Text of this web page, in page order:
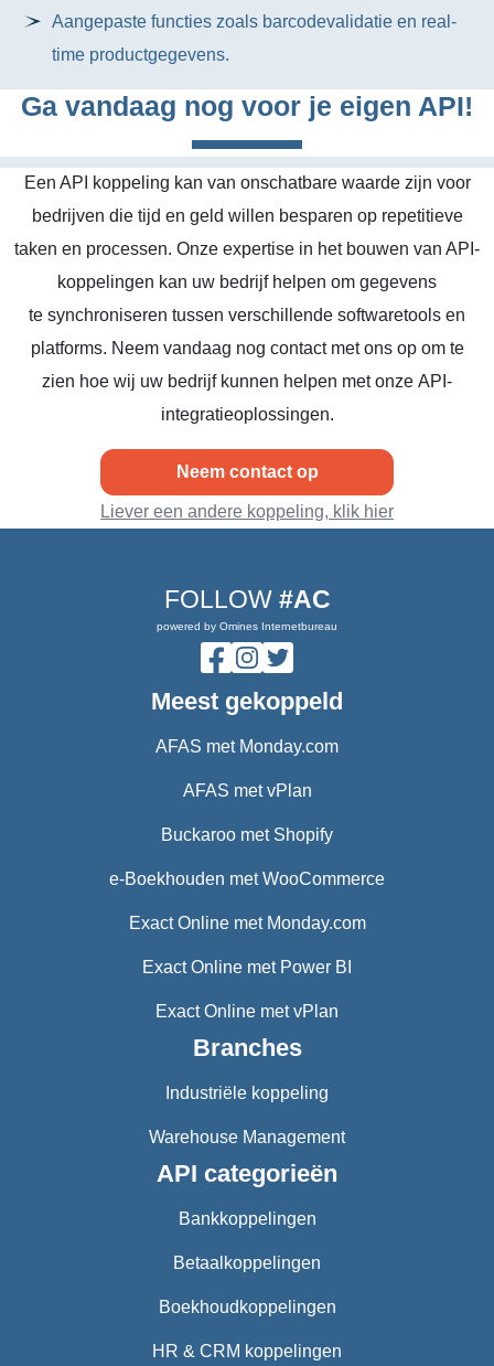
Aangepaste functies zoals barcodevalidatie en real-
time productgegevens.
Ga vandaag nog voor je eigen API!
Een API koppeling kan van onschatbare waarde zijn voor
bedrijven die tijd en geld willen besparen op repetitieve
taken en processen. Onze expertise in het bouwen van API-
koppelingen kan uw bedrijf helpen om gegevens
te synchroniseren tussen verschillende softwaretools en
platforms. Neem vandaag nog contact met ons op om te
zien hoe wij uw bedrijf kunnen helpen met onze API-
integratieoplossingen.
Neem contact op
Liever een andere koppeling, klik hier
FOLLOW #AC
powered by Omines Internetbureau
Meest gekoppeld
AFAS met Monday.com
AFAS met vPlan
Buckaroo met Shopify
e-Boekhouden met WooCommerce
Exact Online met Monday.com
Exact Online met Power BI
Exact Online met vPlan
Branches
Industriële koppeling
Warehouse Management
API categorieën
Bankkoppelingen
Betaalkoppelingen
Boekhoudkoppelingen
HR & CRM koppelingen